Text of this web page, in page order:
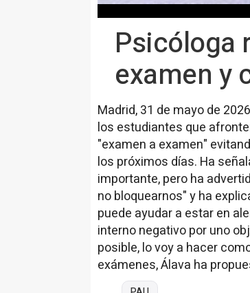
Psicóloga
examen y
Madrid, 31 de mayo de
los estudiantes que
"examen a examen"
los próximos días. Ha
importante, pero ha
no bloquearnos" y ha
puede ayudar a estar en
interno negativo por uno
posible, lo voy a hacer
exámenes, Álava ha